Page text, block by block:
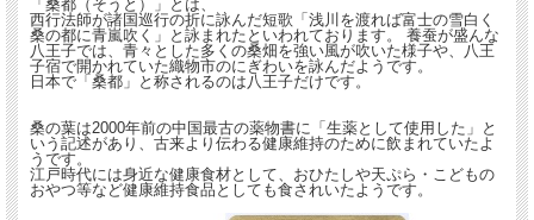
切使用していません。
「桑都（そうと）＝織物の街 八王子」が、まだ養蚕が盛んだった頃に使われてい
た桑畑を再活用して地域貢献ができればと思案し、 八王子の桑葉を原料とした健
★ 八王子のお茶屋が作った、こだわりの桑茶は、
こだわり ① いにしえの八王子を支えてきた養蚕家の桑の葉を使用。
「桑都（そうと）」とは、
西行法師が諸国巡行の折に詠んだ短歌「浅川を渡れば富士の雪白く
桑の都に青嵐吹く」と詠まれたといわれております。 養蚕が盛んな
八王子では、青々とした多くの桑畑を強い風が吹いた様子や、八王
子宿で開かれていた織物市のにぎわいを詠んだようです。
日本で「桑都」と称されるのは八王子だけです。
桑の葉は2000年前の中国最古の薬物書に「生薬として使用した」と
いう記述があり、古来より伝わる健康維持のために飲まれていたよ
うです。
江戸時代には身近な健康食材として、おひたしや天ぷら・こどもの
おやつ等など健康維持食品としても食されいたようです。